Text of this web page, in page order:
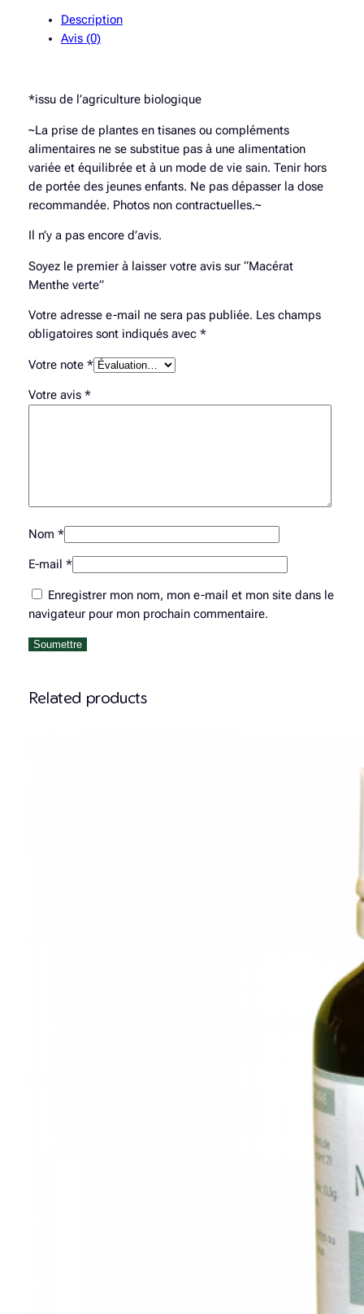
d
a
é
a
M
e
n
e
e
Description
Avis (0)
*issu de l’agriculture biologique
~La prise de plantes en tisanes ou compléments
alimentaires ne se substitue pas à une alimentation
variée et équilibrée et à un mode de vie sain. Tenir hors
de portée des jeunes enfants. Ne pas dépasser la dose
recommandée. Photos non contractuelles.~
Il n’y a pas encore d’avis.
Soyez le premier à laisser votre avis sur “Macérat
Menthe verte”
Votre adresse e-mail ne sera pas publiée. Les champs
obligatoires sont indiqués avec *
Votre note *
Votre avis *
Nom *
E-mail *
Enregistrer mon nom, mon e-mail et mon site dans le
navigateur pour mon prochain commentaire.
Related products